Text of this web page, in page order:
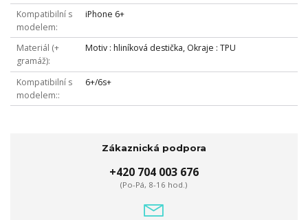
Kompatibilní s
modelem
iPhone 6+
Materiál (+
gramáž)
Motiv : hliníková destička, Okraje : TPU
Kompatibilní s
modelem:
6+/6s+
Zákaznická podpora
+420 704 003 676
(Po-Pá, 8-16 hod.)